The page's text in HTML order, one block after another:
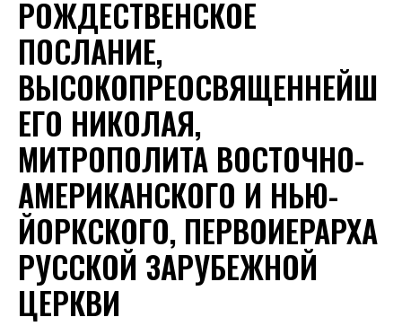
РОЖДЕСТВЕНСКОЕ
ПОСЛАНИЕ,
ВЫСОКОПРЕОСВЯЩЕННЕЙШ
ЕГО НИКОЛАЯ,
МИТРОПОЛИТА ВОСТОЧНО-
АМЕРИКАНСКОГО И НЬЮ-
ЙОРКСКОГО, ПЕРВОИЕРАРХА
РУССКОЙ ЗАРУБЕЖНОЙ
ЦЕРКВИ